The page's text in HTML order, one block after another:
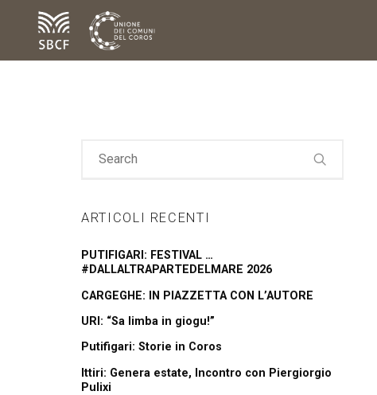
ARTICOLI RECENTI
PUTIFIGARI: FESTIVAL …
#DALLALTRAPARTEDELMARE 2026
CARGEGHE: IN PIAZZETTA CON L’AUTORE
URI: “Sa limba in giogu!”
Putifigari: Storie in Coros
Ittiri: Genera estate, Incontro con Piergiorgio
Pulixi